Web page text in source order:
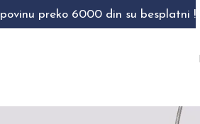
preko 6000 din su besplatni !